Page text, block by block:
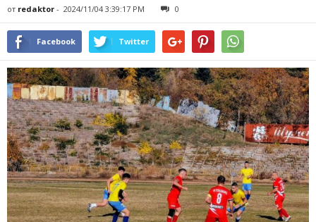
от redaktor - 2024/11/04 3:39:17 PM 0
Facebook Twitter